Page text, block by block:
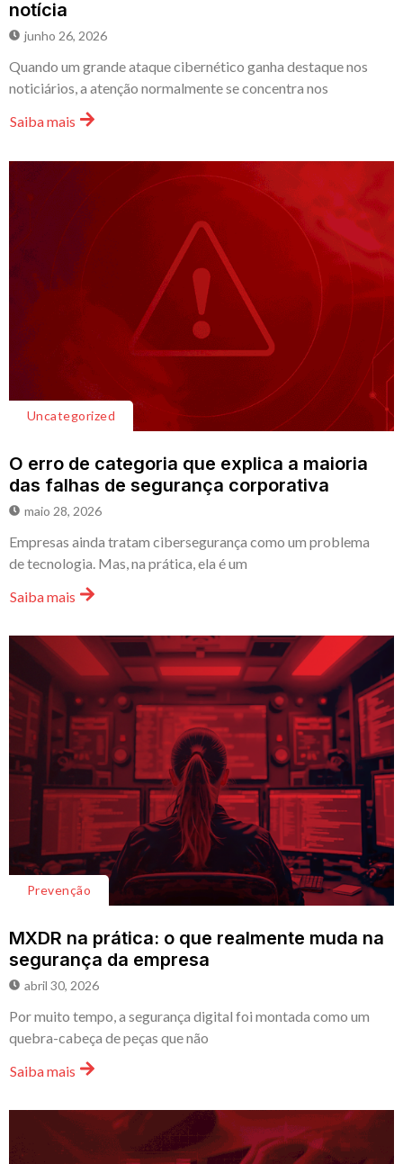
notícia
junho 26, 2026
Quando um grande ataque cibernético ganha destaque nos
noticiários, a atenção normalmente se concentra nos
Saiba mais
Uncategorized
O erro de categoria que explica a maioria
das falhas de segurança corporativa
maio 28, 2026
Empresas ainda tratam cibersegurança como um problema
de tecnologia. Mas, na prática, ela é um
Saiba mais
Prevenção
MXDR na prática: o que realmente muda na
segurança da empresa
abril 30, 2026
Por muito tempo, a segurança digital foi montada como um
quebra-cabeça de peças que não
Saiba mais